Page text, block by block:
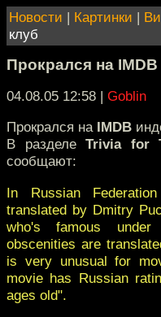
Новости | Картинки |
клуб
Прокрался на IMDB
04.08.05 12:58 | Goblin
Прокрался на IMDB
В разделеTrivia for
сообщают:
In Russian
translated by Dmitry
who's famous
obscenities are
is very unusual for
movie has Russian
ages old".